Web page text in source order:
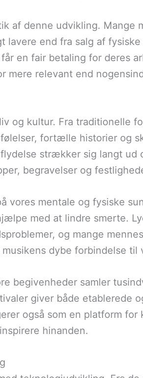
af denne udvikling. Mange
end fra salg af
en fair betaling for deres
mere relevant end
og kultur. Fra traditionelle
fortælle historier og
strækker sig langt ud
begravelser og
vores mentale og fysiske
med at lindre smerte.
og mange
dybe forbindelse
begivenheder samler
giver både etablerede
også som en platform for
hinanden.